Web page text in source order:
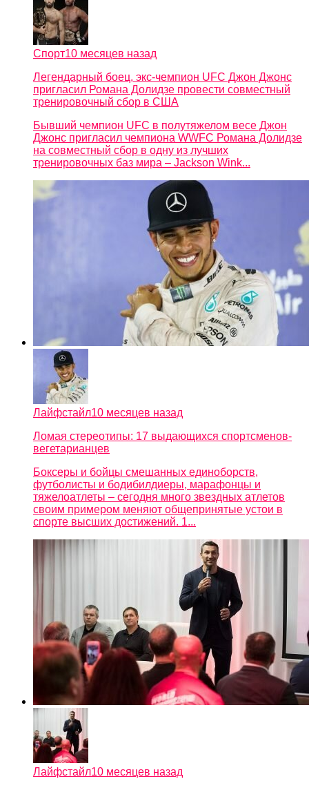
Спорт10 месяцев назад
Легендарный боец, экс-чемпион UFC Джон Джонс
пригласил Романа Долидзе провести совместный
тренировочный сбор в США
Бывший чемпион UFC в полутяжелом весе Джон
Джонс пригласил чемпиона WWFC Романа Долидзе
на совместный сбор в одну из лучших
тренировочных баз мира – Jackson Wink...
Лайфстайл10 месяцев назад
Ломая стереотипы: 17 выдающихся спортсменов-
вегетарианцев
Боксеры и бойцы смешанных единоборств,
футболисты и бодибилдиеры, марафонцы и
тяжелоатлеты – сегодня много звездных атлетов
своим примером меняют общепринятые устои в
спорте высших достижений. 1...
Лайфстайл10 месяцев назад